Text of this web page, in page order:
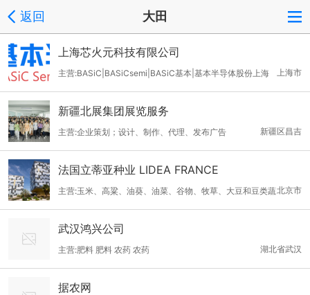
返回 大田
上海芯火元科技有限公司
上海市
主营:BASiC|BASiCsemi|BASiC基本|基本半导体股份上海
一级代理|国产碳化硅（SiC）MOSFET上海代理商|基本半导体上
海SiC碳化硅MOSFET|基本半导体上海SiC模块驱动板|基本半导体
汽车级碳化硅SiC模块|基本半导体34mm碳化硅SiC模块|基本半导
模块|基本半导体碳化硅
新疆北展集团展览服务
新疆区昌吉
主营:企业策划；设计、制作、代理、发布广告
法国立蒂亚种业 LIDEA FRANCE
北京市
主营:玉米、高粱、油葵、油菜、谷物、牧草、大豆和豆类蔬
菜
武汉鸿兴公司
湖北省武汉
主营:肥料 肥料 农药 农药
据农网